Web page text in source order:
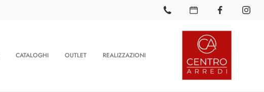
CATALOGHI OUTLET REALIZZAZIONI